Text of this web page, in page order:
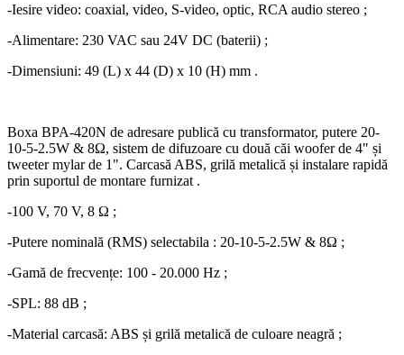
-Iesire video: coaxial, video, S-video, optic, RCA audio stereo ;
-Alimentare: 230 VAC sau 24V DC (baterii) ;
-Dimensiuni: 49 (L) x 44 (D) x 10 (H) mm .
Boxa BPA-420N de adresare publică cu transformator, putere 20-
10-5-2.5W & 8Ω, sistem de difuzoare cu două căi woofer de 4" și
tweeter mylar de 1". Carcasă ABS, grilă metalică și instalare rapidă
prin suportul de montare furnizat .
-100 V, 70 V, 8 Ω ;
-Putere nominală (RMS) selectabila : 20-10-5-2.5W & 8Ω ;
-Gamă de frecvențe: 100 - 20.000 Hz ;
-SPL: 88 dB ;
-Material carcasă: ABS și grilă metalică de culoare neagră ;